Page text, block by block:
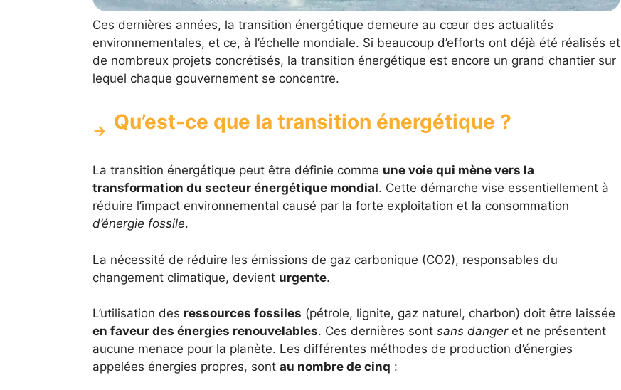
Ces dernières années, la transition énergétique demeure au cœur des actualités
environnementales, et ce, à l’échelle mondiale. Si beaucoup d’efforts ont déjà été réalisés et
de nombreux projets concrétisés, la transition énergétique est encore un grand chantier sur
lequel chaque gouvernement se concentre.
Qu’est-ce que la transition énergétique ?
La transition énergétique peut être définie comme une voie qui mène vers la
transformation du secteur énergétique mondial. Cette démarche vise essentiellement à
réduire l’impact environnemental causé par la forte exploitation et la consommation
d’énergie fossile.
La nécessité de réduire les émissions de gaz carbonique (CO2), responsables du
changement climatique, devient urgente.
L’utilisation des ressources fossiles (pétrole, lignite, gaz naturel, charbon) doit être laissée
en faveur des énergies renouvelables. Ces dernières sont sans dangeret ne présentent
aucune menace pour la planète. Les différentes méthodes de production d’énergies
appelées énergies propres, sont au nombre de cinq :